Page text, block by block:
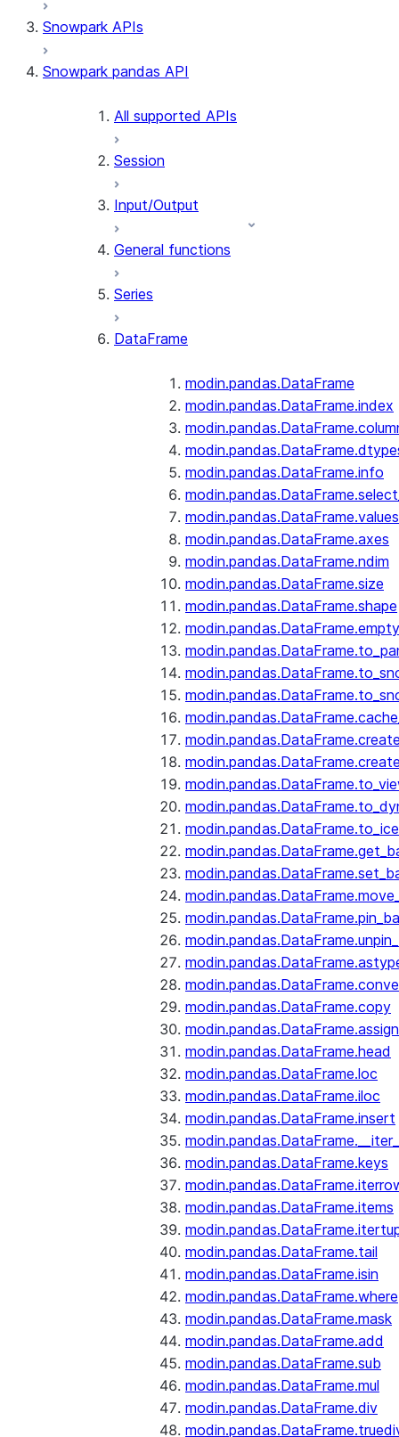
Snowpark APIs
Snowpark pandas API
All supported APIs
Session
Input/Output
General functions
Series
DataFrame
modin.pandas.DataFrame
modin.pandas.DataFrame.index
modin.pandas.DataFrame.info
modin.pandas.DataFrame.values
modin.pandas.DataFrame.axes
modin.pandas.DataFrame.ndim
modin.pandas.DataFrame.size
modin.pandas.DataFrame.shape
modin.pandas.DataFrame.empty
modin.pandas.DataFrame.copy
modin.pandas.DataFrame.assign
modin.pandas.DataFrame.head
modin.pandas.DataFrame.loc
modin.pandas.DataFrame.iloc
modin.pandas.DataFrame.insert
modin.pandas.DataFrame.keys
modin.pandas.DataFrame.items
modin.pandas.DataFrame.tail
modin.pandas.DataFrame.isin
modin.pandas.DataFrame.where
modin.pandas.DataFrame.mask
modin.pandas.DataFrame.add
modin.pandas.DataFrame.sub
modin.pandas.DataFrame.mul
modin.pandas.DataFrame.div